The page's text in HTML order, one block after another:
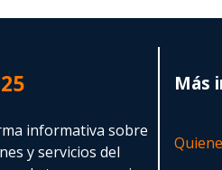
informativa sobre
y servicios del
Más